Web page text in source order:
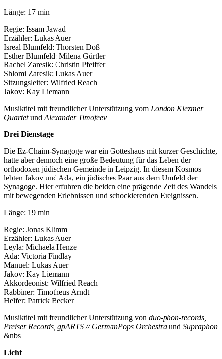
Länge: 17 min
Regie: Issam Jawad
Erzähler: Lukas Auer
Isreal Blumfeld: Thorsten Doß
Esther Blumfeld: Milena Gürtler
Rachel Zaresik: Christin Pfeiffer
Shlomi Zaresik: Lukas Auer
Sitzungsleiter: Wilfried Reach
Jakov: Kay Liemann
Musiktitel mit freundlicher Unterstützung vom London Klezmer
Quartetund Alexander Timofeev
Drei Dienstage
Die Ez-Chaim-Synagoge war ein Gotteshaus mit kurzer Geschichte,
hatte aber dennoch eine große Bedeutung für das Leben der
orthodoxen jüdischen Gemeinde in Leipzig. In diesem Kosmos
lebten Jakov und Ada, ein jüdisches Paar aus dem Umfeld der
Synagoge. Hier erfuhren die beiden eine prägende Zeit des Wandels
mit bewegenden Erlebnissen und schockierenden Ereignissen.
Länge: 19 min
Regie: Jonas Klimm
Erzähler: Lukas Auer
Leyla: Michaela Henze
Ada: Victoria Findlay
Manuel: Lukas Auer
Jakov: Kay Liemann
Akkordeonist: Wilfried Reach
Rabbiner: Timotheus Arndt
Helfer: Patrick Becker
Musiktitel mit freundlicher Unterstützung von duo-phon-records,
Preiser Records, gpARTS // GermanPops Orchestra und Supraphon
&nbs
Licht